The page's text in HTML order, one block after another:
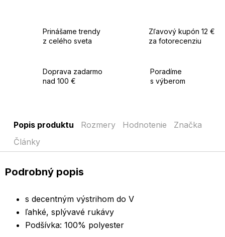
Prinášame trendy
z celého sveta
Zľavový kupón 12 €
za fotorecenziu
Doprava zadarmo
nad 100 €
Poradíme
s výberom
Popis produktu Rozmery Hodnotenie
Značka
Články
Podrobný popis
s decentným výstrihom do V
ľahké, splývavé rukávy
Podšívka: 100% polyester